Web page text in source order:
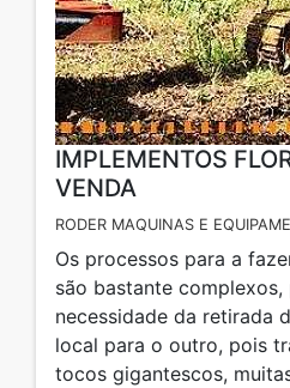
IMPLEMENTOS
VENDA
RODER MAQUINAS E
Os processos para a
são bastante
necessidade da retirada
local para o outro, pois
tocos gigantescos,